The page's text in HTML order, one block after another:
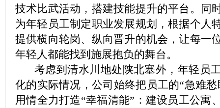
技术比武活动，搭建技能提升的平台。同
为年轻员工制定职业发展规划，根据个人
提供横向轮岗、纵向晋升的机会，让每一
年轻人都能找到施展抱负的舞台。
考虑到清水川地处陕北塞外，年轻员
化的实际情况，公司始终把员工的“急难
用情全力打造“幸福清能”：建设员工公寓